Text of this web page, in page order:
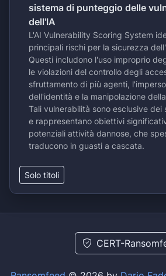
sistema di punteggio delle
dell'IA
L'AI Vulnerability Scoring System
principali rischi per la sicurezza
Questi includono l'uso improprio
le violazioni del controllo degli
sfruttamento di più agenti,
dell'identità e la manipolazione
Tali vulnerabilità sono esclusive dei
e rappresentano obiettivi
potenziali attività dannose, che
traducono in guasti a cascata.
Solo titoli
CERT-